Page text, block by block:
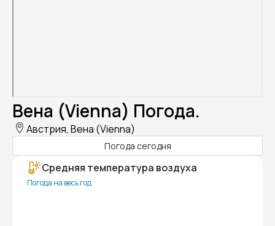
Вена (Vienna) Погода.
Австрия, Вена (Vienna)
Погода сегодня
Средняя температура воздуха
Погода на весь год